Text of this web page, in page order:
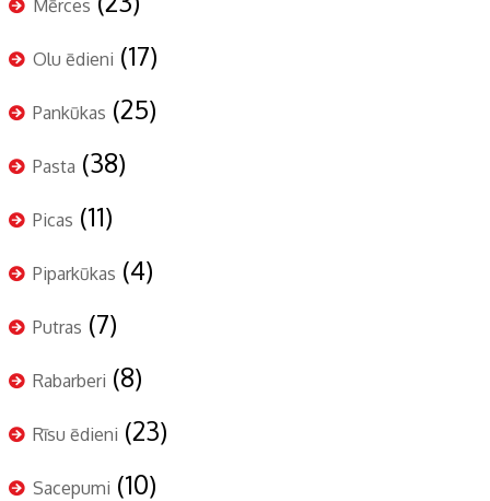
Mērces
Olu ēdieni (17)
Pankūkas (25)
Pasta (38)
Picas (11)
Piparkūkas (4)
Putras (7)
Rabarberi (8)
Rīsu ēdieni (23)
Sacepumi (10)